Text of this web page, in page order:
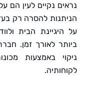
נקיים לעין הם עלולים
להסרה רק בעזרת
הבית ולוודא
לאורך זמן. חברת
באמצעות מכונות